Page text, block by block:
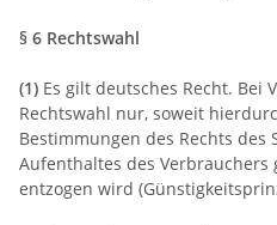
§ 6 Rechtswahl
(1) Es gilt deutsches Recht. Bei
Rechtswahl nur, soweit
Bestimmungen des Rechts des
Aufenthaltes des Verbrauchers
entzogen wird